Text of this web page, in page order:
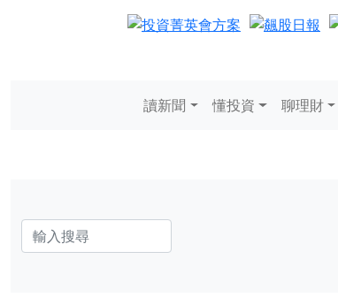
讀新聞 懂投資 聊理財